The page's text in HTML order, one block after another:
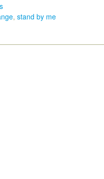
, stand by me